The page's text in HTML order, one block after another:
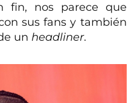
fin, nos parece que
sus fans y también
un headliner.